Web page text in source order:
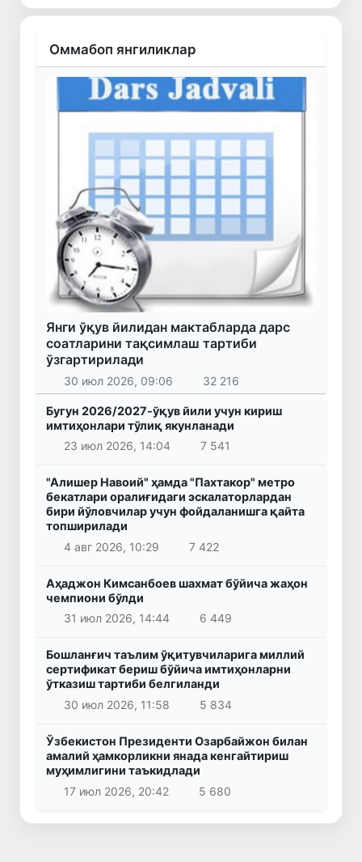
Оммабоп янгиликлар
Янги ўқув йилидан мактабларда дарс
соатларини тақсимлаш тартиби
ўзгартирилади
30 июл 2026, 09:06 32 216
Бугун 2026/2027-ўқув йили учун кириш
имтиҳонлари тўлиқ якунланади
23 июл 2026, 14:04
7 541
"Алишер Навоий" ҳамда "Пахтакор" метро
бекатлари оралиғидаги эскалаторлардан
бири йўловчилар учун фойдаланишга қайта
топширилади
4 авг 2026, 10:29
7 422
Аҳаджон Кимсанбоев шахмат бўйича жаҳон
чемпиони бўлди
31 июл 2026, 14:44
6 449
Бошланғич таълим ўқитувчиларига миллий
сертификат бериш бўйича имтиҳонларни
ўтказиш тартиби белгиланди
30 июл 2026, 11:58
5 834
Ўзбекистон Президенти Озарбайжон билан
амалий ҳамкорликни янада кенгайтириш
муҳимлигини таъкидлади
17 июл 2026, 20:42
5 680